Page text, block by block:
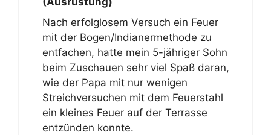
Nach erfolglosem Versuch ein Feuer
mit der Bogen/Indianermethode zu
entfachen, hatte mein 5-jähriger Sohn
beim Zuschauen sehr viel Spaß daran,
wie der Papa mit nur wenigen
Streichversuchen mit dem Feuerstahl
ein kleines Feuer auf der Terrasse
entzünden konnte.